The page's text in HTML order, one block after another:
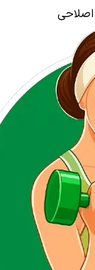
اصلاحی